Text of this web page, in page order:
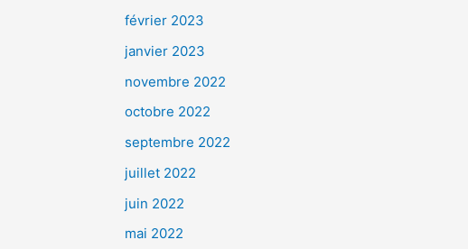
février 2023
janvier 2023
novembre 2022
octobre 2022
septembre 2022
juillet 2022
juin 2022
mai 2022